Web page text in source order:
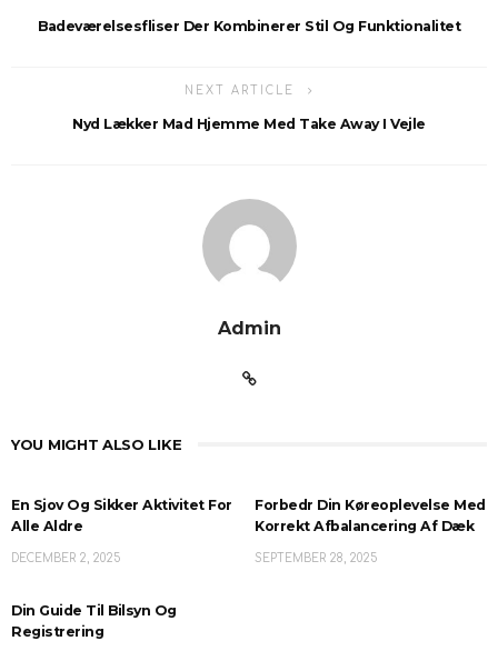
Badeværelsesfliser Der Kombinerer Stil Og Funktionalitet
NEXT ARTICLE
Nyd Lækker Mad Hjemme Med Take Away I Vejle
Admin
YOU MIGHT ALSO LIKE
En Sjov Og Sikker Aktivitet For
Alle Aldre
DECEMBER 2, 2025
Forbedr Din Køreoplevelse Med
Korrekt Afbalancering Af Dæk
SEPTEMBER 28, 2025
Din Guide Til Bilsyn Og
Registrering